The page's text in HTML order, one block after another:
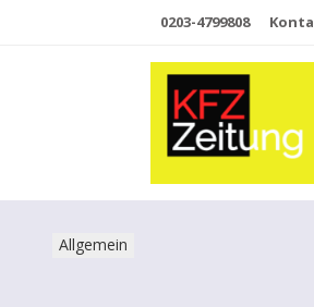
0203-4799808
Allgemein